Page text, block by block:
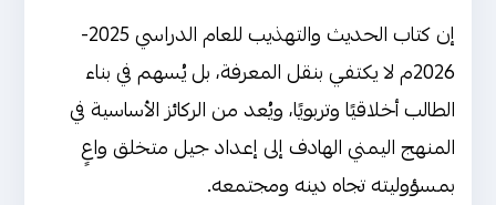
إن كتاب الحديث والتهذيب للعام الدراسي 2025-
2026م لا يكتفي بنقل المعرفة، بل يُسهم في بناء
الطالب أخلاقيًا وتربويًا، ويُعد من الركائز الأساسية في
المنهج اليمني الهادف إلى إعداد جيل متخلق واعٍ
بمسؤوليته تجاه دينه ومجتمعه.